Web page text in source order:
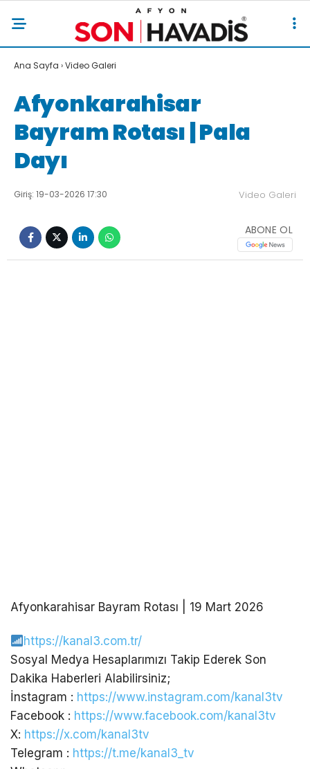
Ana Sayfa ›Video Galeri
Afyonkarahisar
Bayram Rotası | Pala
Dayı
Giriş: 19-03-2026 17:30 Video Galeri
ABONE OL
Afyonkarahisar Bayram Rotası | 19 Mart 2026
https://kanal3.com.tr/
Sosyal Medya Hesaplarımızı Takip Ederek Son
Dakika Haberleri Alabilirsiniz;
İnstagram : https://www.instagram.com/kanal3tv
Facebook : https://www.facebook.com/kanal3tv
X: https://x.com/kanal3tv
Telegram : https://t.me/kanal3_tv